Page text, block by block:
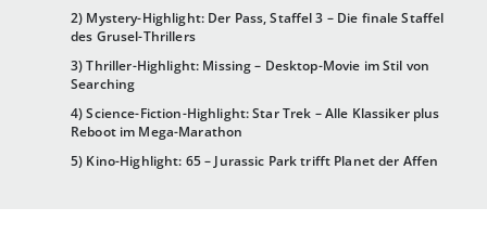
2) Mystery-Highlight: Der Pass, Staffel 3 – Die finale Staffel
des Grusel-Thrillers
3) Thriller-Highlight: Missing – Desktop-Movie im Stil von
Searching
4) Science-Fiction-Highlight: Star Trek – Alle Klassiker plus
Reboot im Mega-Marathon
5) Kino-Highlight: 65 – Jurassic Park trifft Planet der Affen